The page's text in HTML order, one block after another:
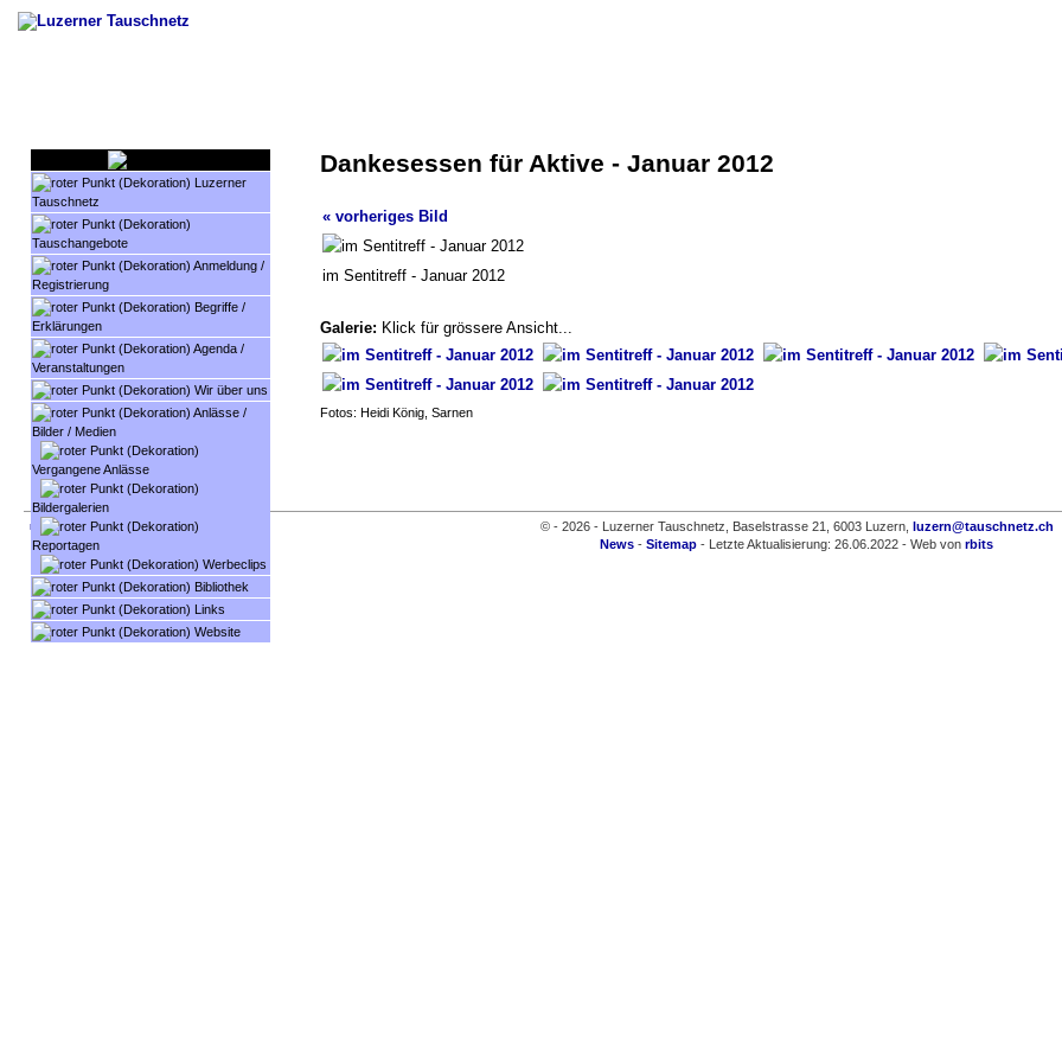
Luzerner
Tauschnetz
Tauschangebote
Anmeldung /
Registrierung
Begriffe /
Erklärungen
Agenda /
Veranstaltungen
Wir über uns
Anlässe /
Bilder / Medien
Vergangene Anlässe
Bildergalerien
Reportagen
Werbeclips
Bibliothek
Links
Website
Dankesessen für Aktive - Januar 2012
« vorheriges Bild
im Sentitreff - Januar 2012
Galerie: Klick für grössere Ansicht...
Fotos: Heidi König, Sarnen
nach oben © - 2026 - Luzerner Tauschnetz, Baselstrasse 21, 6003 Luzern, luzern@tauschnetz.ch
News - Sitemap - Letzte Aktualisierung: 26.06.2022 - Web von rbits